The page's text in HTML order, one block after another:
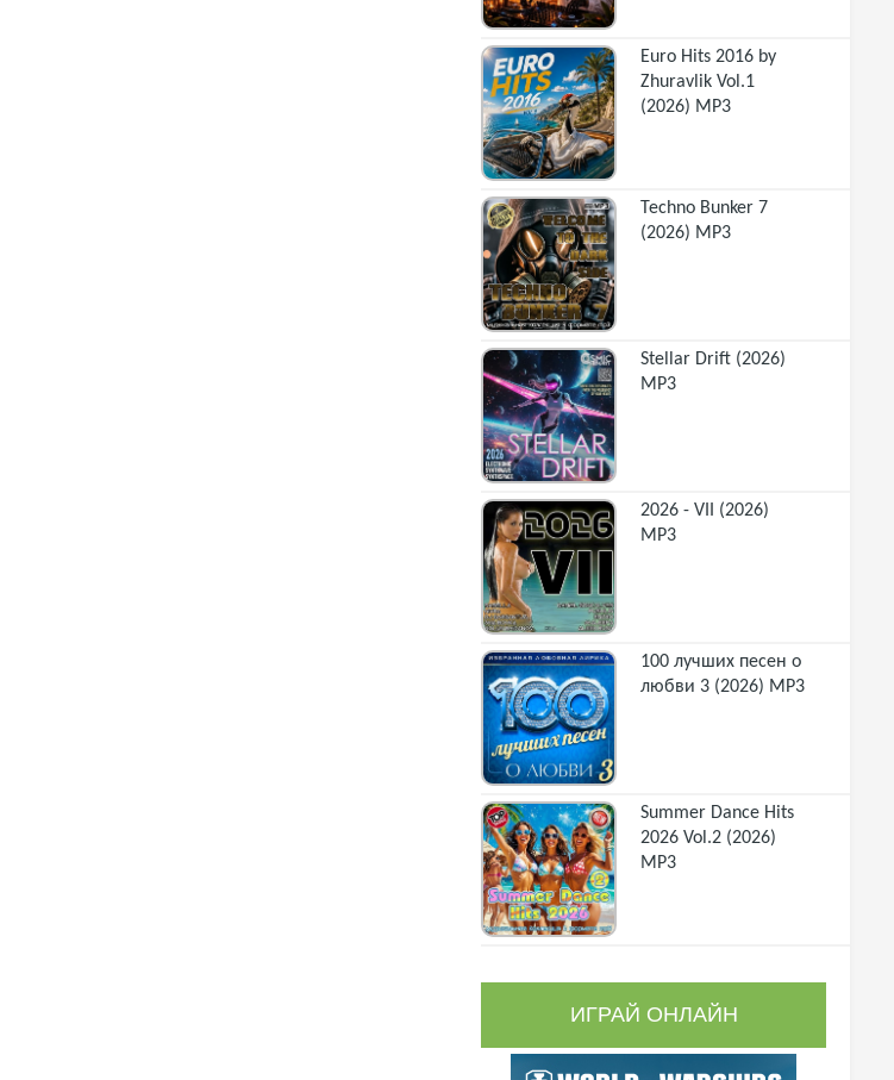
Euro Hits 2016 by
Zhuravlik Vol.1
(2026) MP3
Techno Bunker 7
(2026) MP3
Stellar Drift (2026)
MP3
2026 - VII (2026)
MP3
100 лучших песен о
любви 3 (2026) MP3
Summer Dance Hits
2026 Vol.2 (2026)
MP3
ИГРАЙ ОНЛАЙН